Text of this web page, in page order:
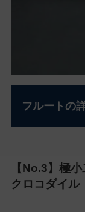
フルートの
【No.3】極
クロコダイ